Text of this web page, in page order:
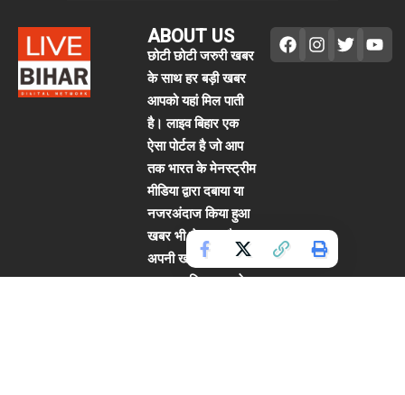
ABOUT US
छोटी छोटी जरुरी खबर
के साथ हर बड़ी खबर
आपको यहां मिल पाती
है। लाइव बिहार एक
ऐसा पोर्टल है जो आप
तक भारत के मेनस्ट्रीम
मीडिया द्वारा दबाया या
नजरअंदाज किया हुआ
खबर भी ले आता है।
अपनी खबरे हमारे पोर्टल
पर प्रकाशित करवाने